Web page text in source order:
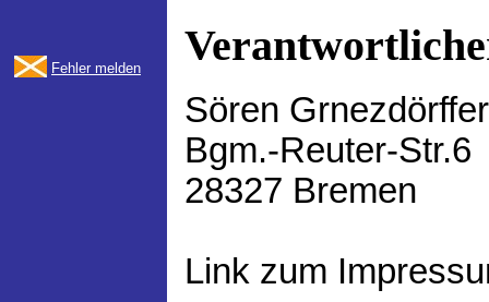
Fehler melden
Sören Grnezdörffer
Bgm.-Reuter-Str.6
28327 Bremen
Link zum